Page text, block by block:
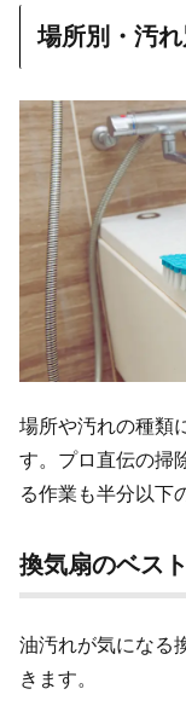
場所別・汚
場所や汚れの種類
す。プロ直伝の掃
る作業も半分以下
換気扇のベス
油汚れが気になる
きます。